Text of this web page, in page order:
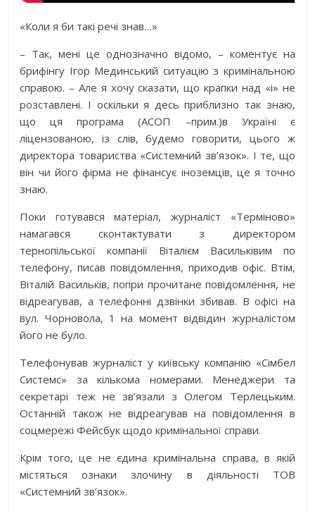
«Коли я би такі речі знав…»
– Так, мені це однозначно відомо, – коментує на
брифінгу Ігор Мединський ситуацію з кримінальною
справою. – Але я хочу сказати, що крапки над «і» не
розставлені. І оскільки я десь приблизно так знаю,
що ця програма (АСОП –прим.)в Україні є
ліцензованою, із слів, будемо говорити, цього ж
директора товариства «Системний зв’язок». І те, що
він чи його фірма не фінансує іноземців, це я точно
знаю.
Поки готувався матеріал, журналіст «Терміново»
намагався сконтактувати з директором
тернопільської компанії Віталієм Васильківим по
телефону, писав повідомлення, приходив офіс. Втім,
Віталій Васильків, попри прочитане повідомлення, не
відреагував, а телефонні дзвінки збивав. В офісі на
вул. Чорновола, 1 на момент відвідин журналістом
його не було.
Телефонував журналіст у київську компанію «Сімбел
Системс» за кількома номерами. Менеджери та
секретарі теж не зв’язали з Олегом Терлецьким.
Останній також не відреагував на повідомлення в
соцмережі Фейсбук щодо кримінальної справи.
Крім того, це не єдина кримінальна справа, в якій
містяться ознаки злочину в діяльності ТОВ
«Системний зв’язок».